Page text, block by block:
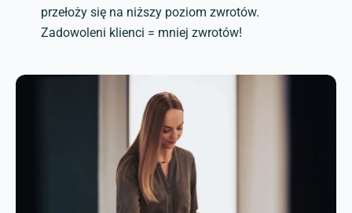
przełoży się na niższy poziom zwrotów.
Zadowoleni klienci = mniej zwrotów!